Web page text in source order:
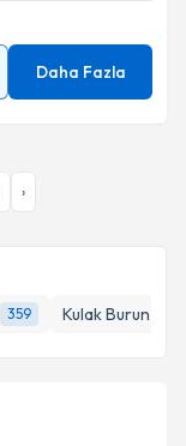
359 Kulak Burun
Daha Fazla
›